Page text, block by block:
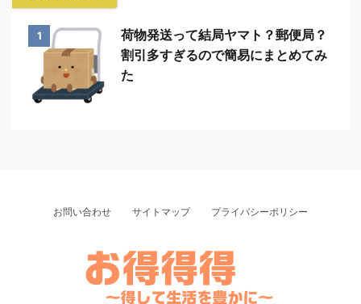
1
荷物発送って結局ヤマト？郵便局？
割引多すぎるので簡易にまとめてみ
た
お問い合わせ サイトマップ プライバシーポリシー